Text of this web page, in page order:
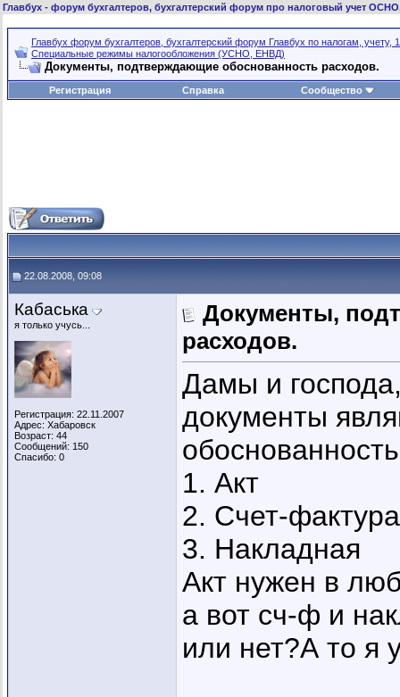
Главбух - форум бухгалтеров, бухгалтерский форум про налоговый учет
Главбух форум бухгалтеров, бухгалтерский форум Главбух по налогам, учету,
Специальные режимы налогообложения (УСНО, ЕНВД)
Документы, подтверждающие обоснованность расходов.
Регистрация Справка Сообщество
22.08.2008, 09:08
Кабаська
я только учусь...
Регистрация: 22.11.2007
Адрес: Хабаровск
Возраст: 44
Сообщений: 150
Спасибо: 0
Документы,
расходов.
Дамы и
документы
1. Акт
2. Счет-фактура
3. Накладная
Акт нужен в
а вот сч-ф и
или нет?А то я